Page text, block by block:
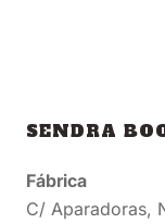
SENDRA
Fábrica
C/ Aparadoras,